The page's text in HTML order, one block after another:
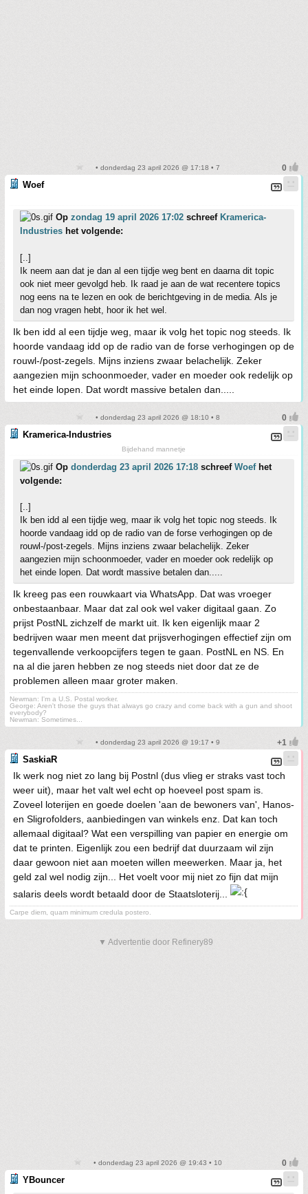
• donderdag 23 april 2026 @ 17:18 • 7
Woef
Op zondag 19 april 2026 17:02 schreef Kramerica-
Industries het volgende:
[..]
Ik neem aan dat je dan al een tijdje weg bent en daarna dit topic
ook niet meer gevolgd heb. Ik raad je aan de wat recentere topics
nog eens na te lezen en ook de berichtgeving in de media. Als je
dan nog vragen hebt, hoor ik het wel.
Ik ben idd al een tijdje weg, maar ik volg het topic nog steeds. Ik
hoorde vandaag idd op de radio van de forse verhogingen op de
rouwl-/post-zegels. Mijns inziens zwaar belachelijk. Zeker
aangezien mijn schoonmoeder, vader en moeder ook redelijk op
het einde lopen. Dat wordt massive betalen dan.....
• donderdag 23 april 2026 @ 18:10 • 8
Kramerica-Industries
Bijdehand mannetje
Op donderdag 23 april 2026 17:18 schreef Woefhet
volgende:
[..]
Ik ben idd al een tijdje weg, maar ik volg het topic nog steeds. Ik
hoorde vandaag idd op de radio van de forse verhogingen op de
rouwl-/post-zegels. Mijns inziens zwaar belachelijk. Zeker
aangezien mijn schoonmoeder, vader en moeder ook redelijk op
het einde lopen. Dat wordt massive betalen dan.....
Ik kreeg pas een rouwkaart via WhatsApp. Dat was vroeger
onbestaanbaar. Maar dat zal ook wel vaker digitaal gaan. Zo
prijst PostNL zichzelf de markt uit. Ik ken eigenlijk maar 2
bedrijven waar men meent dat prijsverhogingen effectief zijn om
tegenvallende verkoopcijfers tegen te gaan. PostNL en NS. En
na al die jaren hebben ze nog steeds niet door dat ze de
problemen alleen maar groter maken.
Newman: I'm a U.S. Postal worker.
George: Aren't those the guys that always go crazy and come back with a gun and shoot
everybody?
Newman: Sometimes...
• donderdag 23 april 2026 @ 19:17 • 9
SaskiaR
Ik werk nog niet zo lang bij Postnl (dus vlieg er straks vast toch
weer uit), maar het valt wel echt op hoeveel post spam is.
Zoveel loterijen en goede doelen 'aan de bewoners van', Hanos-
en Sligrofolders, aanbiedingen van winkels enz. Dat kan toch
allemaal digitaal? Wat een verspilling van papier en energie om
dat te printen. Eigenlijk zou een bedrijf dat duurzaam wil zijn
daar gewoon niet aan moeten willen meewerken. Maar ja, het
geld zal wel nodig zijn... Het voelt voor mij niet zo fijn dat mijn
salaris deels wordt betaald door de Staatsloterij...
Carpe diem, quam minimum credula postero.
▼ Advertentie door Refinery89
• donderdag 23 april 2026 @ 19:43 • 10
YBouncer